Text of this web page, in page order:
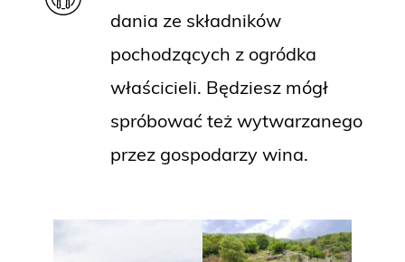
dania ze składników
pochodzących z ogródka
właścicieli. Będziesz mógł
spróbować też wytwarzanego
przez gospodarzy wina.